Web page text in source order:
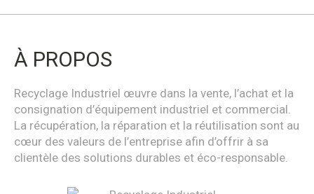
À PROPOS
Recyclage Industriel œuvre dans la vente, l’achat et la
consignation d’équipement industriel et commercial.
La récupération, la réparation et la réutilisation sont au
cœur des valeurs de l’entreprise afin d’offrir à sa
clientèle des solutions durables et éco-responsable.